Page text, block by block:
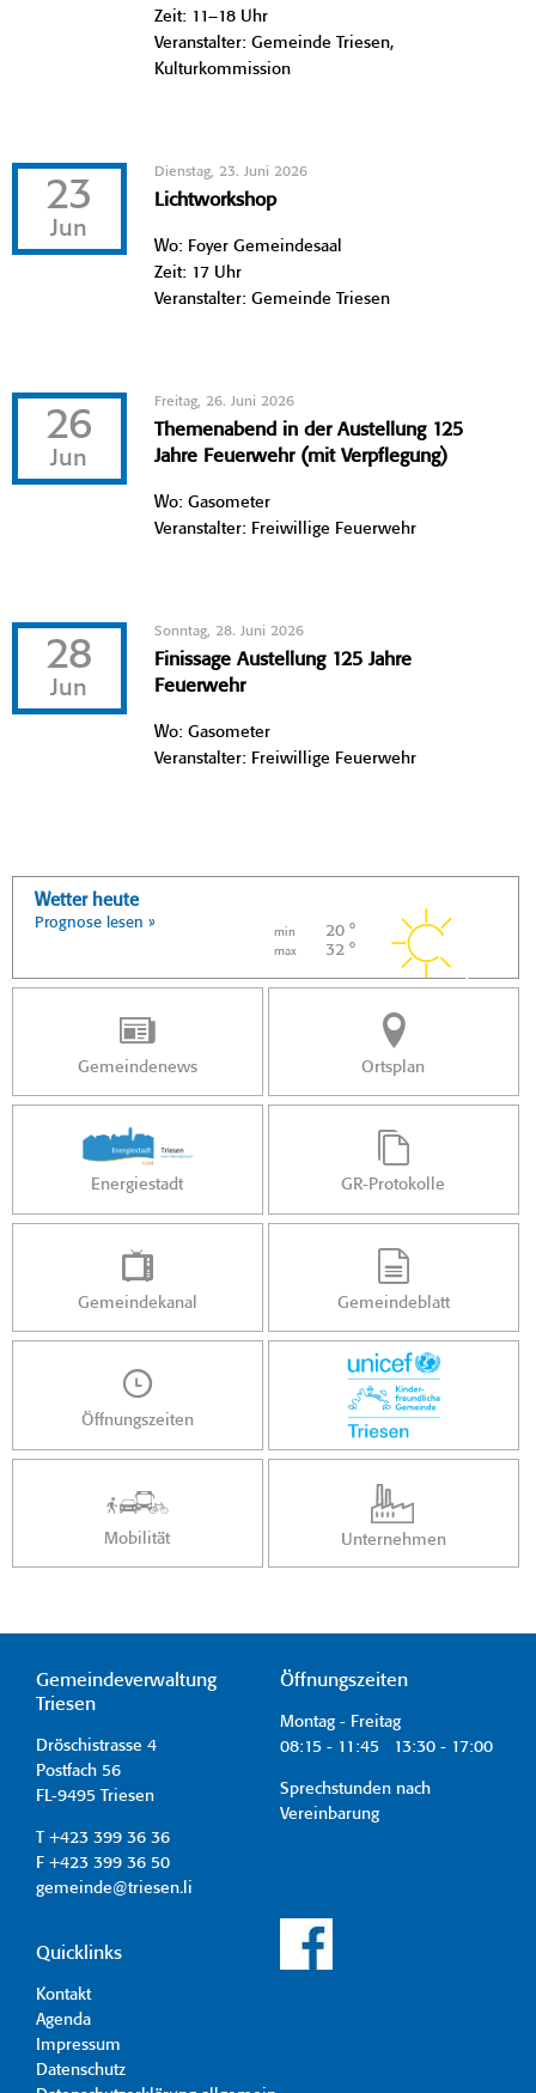
Zeit: 11–18 Uhr
Veranstalter: Gemeinde Triesen,
Kulturkommission
23
Jun
Dienstag, 23. Juni 2026
Lichtworkshop
Wo: Foyer Gemeindesaal
Zeit: 17 Uhr
Veranstalter: Gemeinde Triesen
26
Jun
Freitag, 26. Juni 2026
Themenabend in der Austellung 125
Jahre Feuerwehr (mit Verpflegung)
Wo: Gasometer
Veranstalter: Freiwillige Feuerwehr
28
Jun
Sonntag, 28. Juni 2026
Finissage Austellung 125 Jahre
Feuerwehr
Wo: Gasometer
Veranstalter: Freiwillige Feuerwehr
Wetter heute
Prognose lesen »
min 20 °
max 32 °
Gemeindenews Ortsplan
Energiestadt GR-Protokolle
Gemeindekanal Gemeindeblatt
Öffnungszeiten
Mobilität Unternehmen
Gemeindeverwaltung
Triesen
Dröschistrasse 4
Postfach 56
FL-9495 Triesen
T +423 399 36 36
F +423 399 36 50
gemeinde@triesen.li
Öffnungszeiten
Montag - Freitag
08:15 - 11:45 13:30 - 17:00
Sprechstunden nach
Vereinbarung
Quicklinks
Kontakt
Agenda
Impressum
Datenschutz